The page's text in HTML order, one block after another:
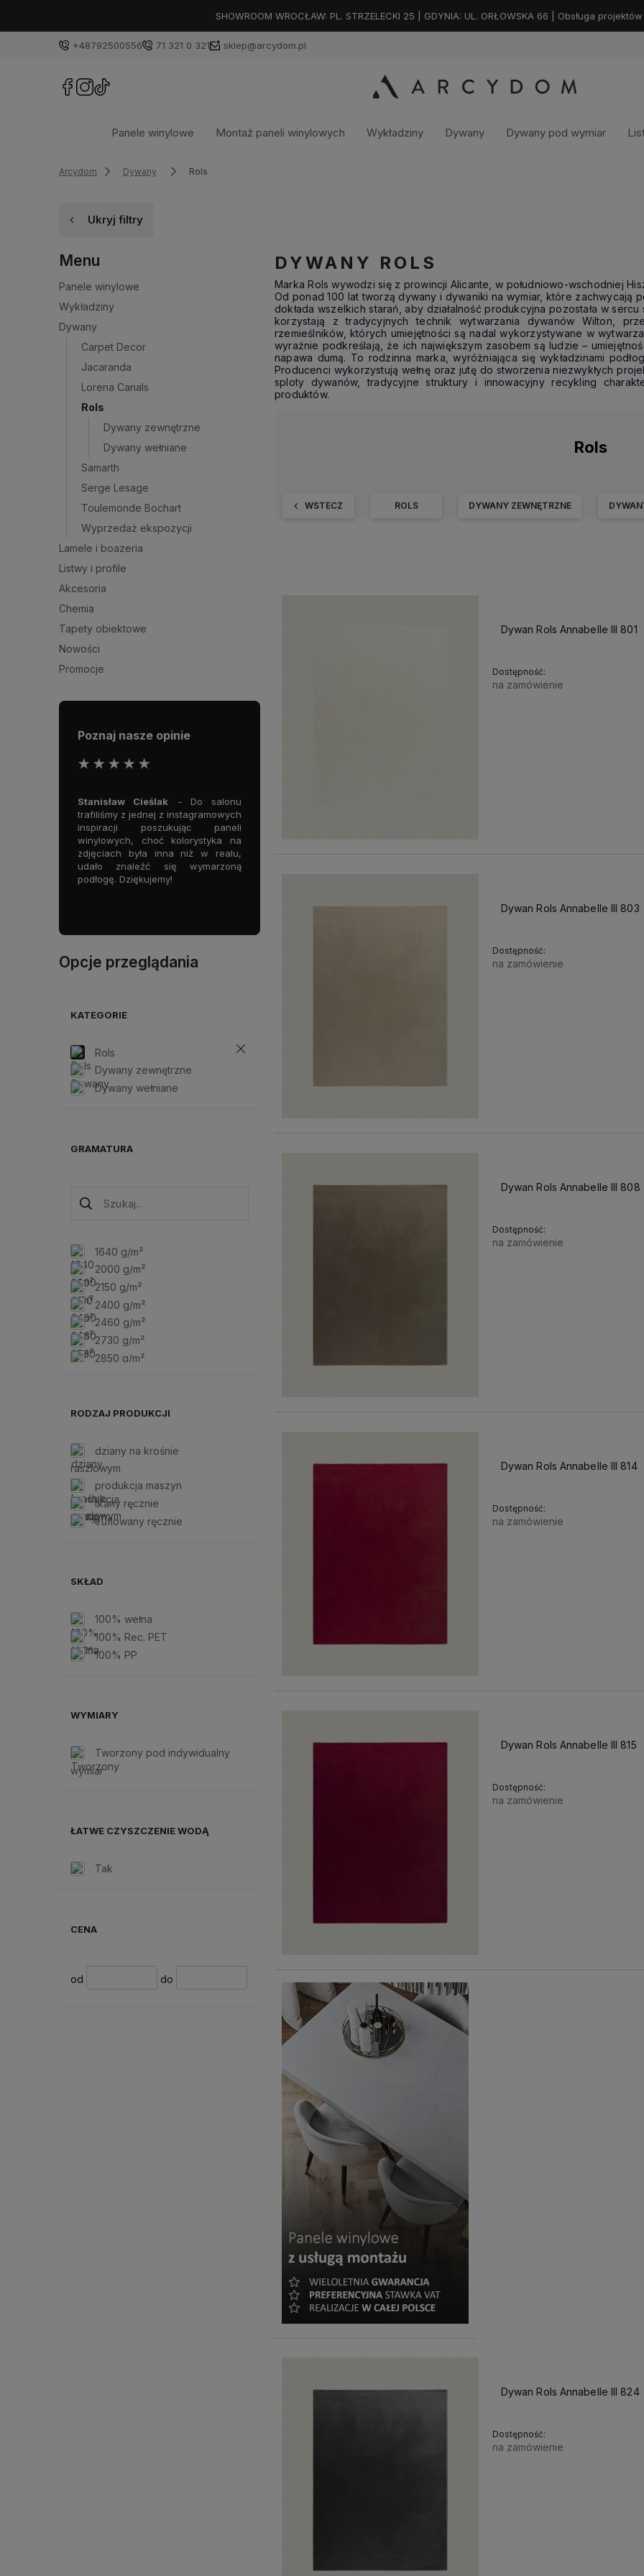
SHOWROOM WROCŁAW: PL. STRZELECKI 25 | GDYNIA: UL. ORŁOWSKA 66 | Obsługa
+48792500556 71 321 0 321 sklep@arcydom.pl
Panele winylowe Montaż paneli winylowych Wykładziny Dywany Dywany pod wymiar
Arcydom Dywany Rols
Ukryj filtry
Menu
Panele winylowe
Wykładziny
Dywany
Carpet Decor
Jacaranda
Lorena Canals
Rols
Dywany zewnętrzne
Dywany wełniane
Samarth
Serge Lesage
Toulemonde Bochart
Wyprzedaż ekspozycji
Lamele i boazeria
Listwy i profile
Akcesoria
Chemia
Tapety obiektowe
Nowości
Promocje
Poznaj nasze opinie
★ ★ ★ ★ ★
Stanisław Cieślak - Do salonu
trafiliśmy z jednej z instagramowych
inspiracji poszukując paneli
winylowych, choć kolorystyka na
zdjęciach była inna niż w realu,
udało znaleźć się wymarzoną
podłogę. Dziękujemy!
Opcje przeglądania
KATEGORIE
Rols
Dywany zewnętrzne
Dywany wełniane
GRAMATURA
1640 g/m²
2000 g/m²
2150 g/m²
2400 g/m²
2460 g/m²
2730 g/m²
2850 g/m²
4200 g/m²
RODZAJ PRODUKCJI
dziany na krośnie
raszlowym
produkcja maszyn
tkany ręcznie
truflowany ręcznie
SKŁAD
100% wełna
100% Rec. PET
100% PP
WYMIARY
Tworzony pod indywidualny
wymiar
ŁATWE CZYSZCZENIE WODĄ
Tak
CENA
od do
DYWANY ROLS
Marka Rols wywodzi się z prowincji Alicante, w południowo-wschodniej
Od ponad 100 lat tworzą dywany i dywaniki na wymiar, które zachwycają
dokłada wszelkich starań, aby działalność produkcyjna pozostała w
korzystają z tradycyjnych technik wytwarzania dywanów Wilton,
rzemieślników, których umiejętności są nadal wykorzystywane w
wyraźnie podkreślają, że ich największym zasobem są ludzie –
napawa dumą. To rodzinna marka, wyróżniająca się wykładzinami
Producenci wykorzystują wełnę oraz jutę do stworzenia niezwykłych
sploty dywanów, tradycyjne struktury i innowacyjny recykling
produktów.
Rols
WSTECZ ROLS DYWANY ZEWNĘTRZNE
Dywan Rols Annabelle III 801
Dostępność:
na zamówienie
Dywan Rols Annabelle III 803
Dostępność:
na zamówienie
Dywan Rols Annabelle III 808
Dostępność:
na zamówienie
Dywan Rols Annabelle III 814
Dostępność:
na zamówienie
Dywan Rols Annabelle III 815
Dostępność:
na zamówienie
Dywan Rols Annabelle III 824
Dostępność:
na zamówienie